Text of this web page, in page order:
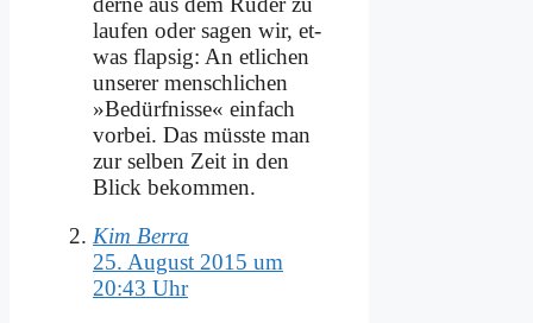
lau­fen oder sa­gen wir, et­
was flap­sig: An et­li­chen
un­se­rer mensch­li­chen
»Be­dürf­nis­se« ein­fach
vor­bei. Das müss­te man
zur sel­ben Zeit in den
Blick be­kom­men.
Kim Berra
25. August 2015 um
20:43 Uhr